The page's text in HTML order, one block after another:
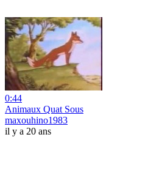
0:44
Animaux Quat Sous
maxouhino1983
il y a 20 ans